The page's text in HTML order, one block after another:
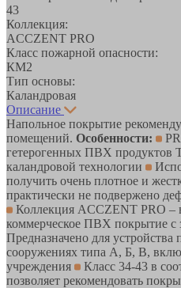
43
Коллекция:
ACCZENT PRO
Класс пожарной опасности:
КМ2
Тип основы:
Каландровая
Описание
Напольное покрытие
помещений. Особенности:
гетерогенных ПВХ продуктов
каландровой технологии
получить очень плотное и
практически не подвержено
Коллекция ACCZENT PRO –
коммерческое ПВХ покрытие
Предназначено для устройства
сооружениях типа А, Б, В,
учреждения
Класс 34-43 в
позволяет рекомендовать